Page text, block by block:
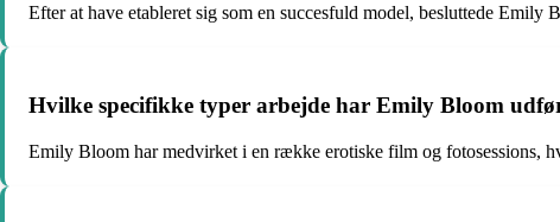
Efter at have etableret sig som en succesfuld model, besluttede
Hvilke specifikke typer arbejde har Emily Bloom
Emily Bloom har medvirket i en række erotiske film og fotosessions,